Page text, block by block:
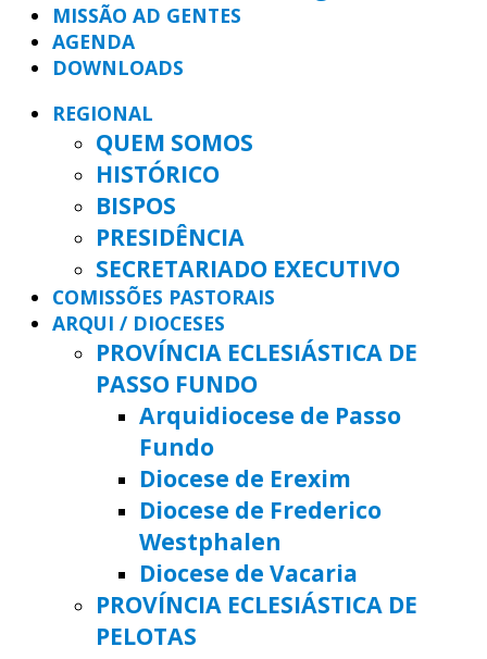
MISSÃO AD GENTES
AGENDA
DOWNLOADS
REGIONAL
QUEM SOMOS
HISTÓRICO
BISPOS
PRESIDÊNCIA
SECRETARIADO EXECUTIVO
COMISSÕES PASTORAIS
ARQUI / DIOCESES
PROVÍNCIA ECLESIÁSTICA DE
PASSO FUNDO
Arquidiocese de Passo
Fundo
Diocese de Erexim
Diocese de Frederico
Westphalen
Diocese de Vacaria
PROVÍNCIA ECLESIÁSTICA DE
PELOTAS